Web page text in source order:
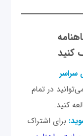
کنید
سراسر
در تمام
کنید.
برای اشتراک